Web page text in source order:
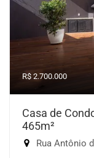
R$ 2.700.000
Casa de
465m²
Rua Antônio de